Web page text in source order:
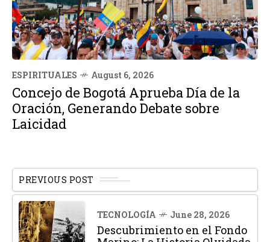
ESPIRITUALES August 6, 2026
Concejo de Bogotá Aprueba Día de la
Oración, Generando Debate sobre
Laicidad
PREVIOUS POST
TECNOLOGÍA June 28, 2026
Descubrimiento en el Fondo